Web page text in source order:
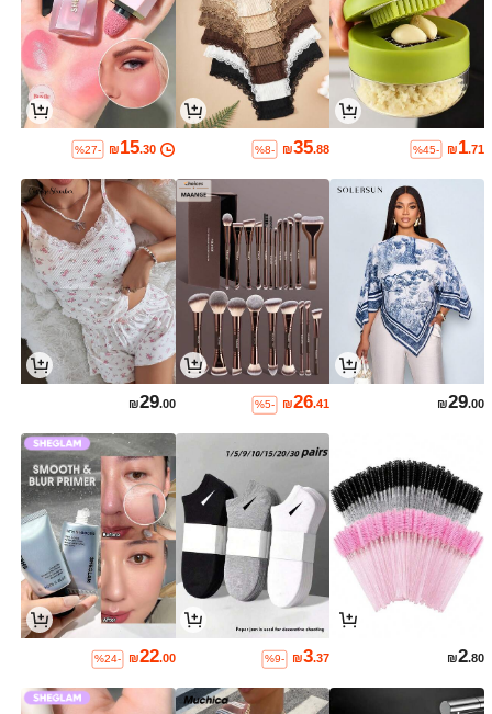
₪1.71
%45-
₪35.88
%8-
₪15.30
%27-
₪29.00
₪26.41
%5-
₪29.00
₪2.80
₪3.37
%9-
₪22.00
%24-